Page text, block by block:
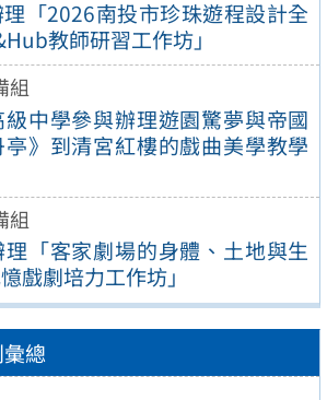
「2026南投市珍珠遊程設計全
教師研習工作坊」
組
中學參與辦理遊園驚夢與帝國
》到清宮紅樓的戲曲美學教學
組
「客家劇場的身體、土地與生
戲劇培力工作坊」
總